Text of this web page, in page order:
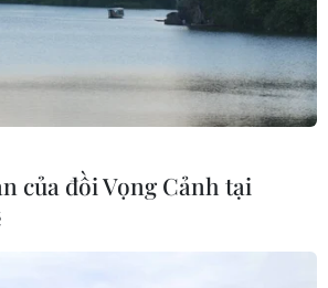
truyền máu trẻ
Ít nhất 300
300 ngày
của đồi Vọng Cảnh tại